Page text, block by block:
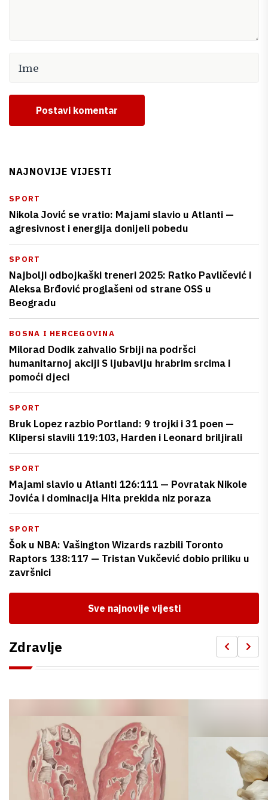
Postavi komentar
NAJNOVIJE VIJESTI
SPORT
Nikola Jović se vratio: Majami slavio u Atlanti —
agresivnost i energija donijeli pobedu
SPORT
Najbolji odbojkaški treneri 2025: Ratko Pavličević i
Aleksa Brđović proglašeni od strane OSS u
Beogradu
BOSNA I HERCEGOVINA
Milorad Dodik zahvalio Srbiji na podršci
humanitarnoj akciji S ljubavlju hrabrim srcima i
pomoći djeci
SPORT
Bruk Lopez razbio Portland: 9 trojki i 31 poen —
Klipersi slavili 119:103, Harden i Leonard briljirali
SPORT
Majami slavio u Atlanti 126:111 — Povratak Nikole
Jovića i dominacija Hita prekida niz poraza
SPORT
Šok u NBA: Vašington Wizards razbili Toronto
Raptors 138:117 — Tristan Vukčević dobio priliku u
završnici
Sve najnovije vijesti
Zdravlje